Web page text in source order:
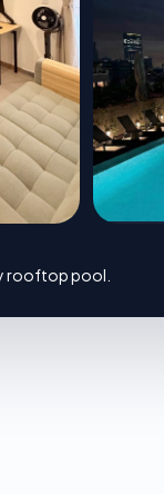
rooftop pool.